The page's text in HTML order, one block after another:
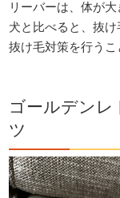
リーバーは、体が
犬と比べると、抜
抜け毛対策を行うこ
ゴールデンレ
ツ